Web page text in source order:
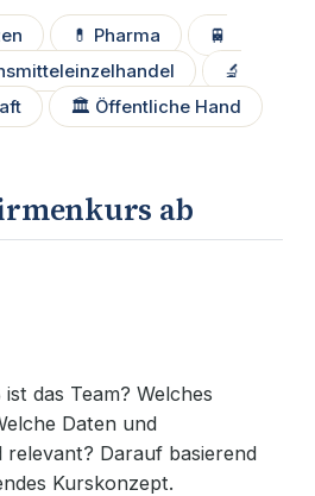
💊 Pharma
🚆
🔬
🏛️ Öffentliche Hand
ab
das Team? Welches
Daten und
relevant? Darauf basierend
Kurskonzept.